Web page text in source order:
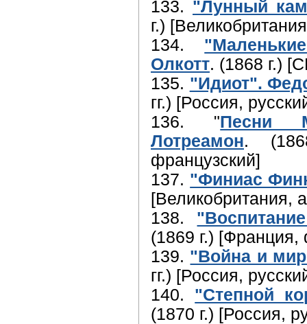
133. "Лунный
г.)
134.
Олкотт. (1868 г.)
135. "Идиот".
гг.) [Россия,
136. "Песни
Лотреамон.
французский]
137. "Финиас
[Великобритания,
138.
(1869 г.) [Франция,
139. "Война и
гг.) [Россия,
140. "Степной
(1870 г.) [Россия,